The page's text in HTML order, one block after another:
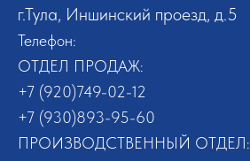
г.Тула, Иншинский проезд, д.5
Телефон:
ОТДЕЛ ПРОДАЖ:
+7 (920)749-02-12
+7 (930)893-95-60
ПРОИЗВОДСТВЕННЫЙ ОТДЕЛ: